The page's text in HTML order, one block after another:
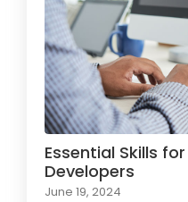
Essential Skills
Developers
June 19, 2024